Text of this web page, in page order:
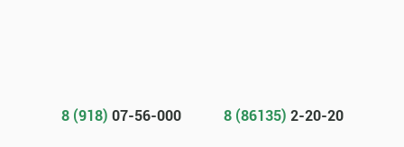
8 (918) 07-56-000 8 (86135) 2-20-20